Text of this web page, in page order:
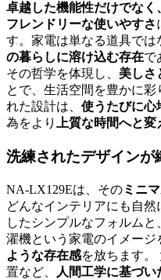
卓越した機能性だけでな
フレンドリーな使いやすさ
す。家電は単なる道具では
の暮らしに溶け込む存在で
その哲学を体現し、 美しさ
とで、生活空間を豊かに
れた設計は、 使うたびに心
為をより
上質な時間へと
洗練されたデザインが
NA-LX129Eは、そのミニ
どんなインテリアにも自
したシンプルなフォルム
濯機という家電のイメージ
ような存在感を放ちます
置など、
人間工学に基づい